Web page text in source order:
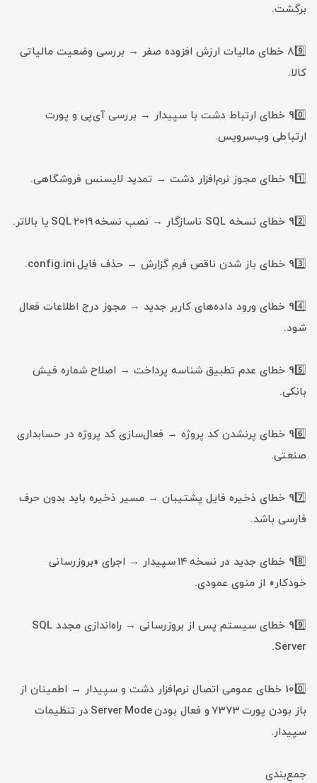
برگشت.
89️⃣ خطای مالیات ارزش افزوده صفر → بررسی وضعیت مالیاتی
کالا.
90️⃣ خطای ارتباط دشت با سپیدار → بررسی آی‌پی و پورت
ارتباطی وب‌سرویس.
91️⃣ خطای مجوز نرم‌افزار دشت → تمدید لایسنس فروشگاهی.
92️⃣ خطای نسخه SQL ناسازگار → نصب نسخه SQL ۲۰۱۹ یا بالاتر.
93️⃣ خطای باز شدن ناقص فرم گزارش → حذف فایل config.ini.
94️⃣ خطای ورود داده‌های کاربر جدید → مجوز درج اطلاعات فعال
شود.
95️⃣ خطای عدم تطبیق شناسه پرداخت → اصلاح شماره فیش
بانکی.
96️⃣ خطای پرنشدن کد پروژه → فعال‌سازی کد پروژه در حسابداری
صنعتی.
97️⃣ خطای ذخیره فایل پشتیبان → مسیر ذخیره باید بدون حرف
فارسی باشد.
98️⃣ خطای جدید در نسخه ۱۴ سپیدار → اجرای «بروزرسانی
خودکار» از منوی عمودی.
99️⃣ خطای سیستم پس از بروزرسانی → راه‌اندازی مجدد SQL
Server.
100️⃣ خطای عمومی اتصال نرم‌افزار دشت و سپیدار → اطمینان از
باز بودن پورت 7373 و فعال بودن Server Mode در تنظیمات
سپیدار.
جمع‌بندی